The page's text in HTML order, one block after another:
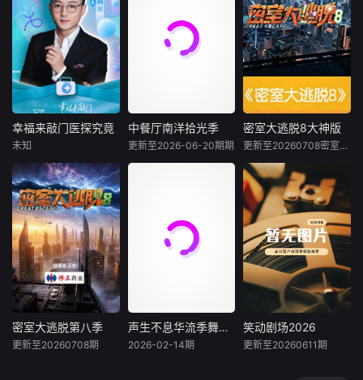
解自己、表达自己
的同时促进孩子们
情绪、认知发展，
锻炼孩子们肢体协
调能力。
He’s flirted, fallen i
n love, hooked up,
and broken up. H
e’s even proposed
with a candy ring.
But now, in the ne
w series Let’s Mar
ry Harry, Harry Jo
wsey’s ready for t
traveling all acros
s the Netflix Realit
y Universe in sear
ch of his s
全球实力唱将，在
每周的直播比拼中
高能开唱，演绎各
造听觉盛宴，以旋
律为纽带联结世界
《我独自生
活》是由韩国MBC
电视台新年播放的
特辑《男人的独居
时代》改名进行播
出的，于2013年3
月22日首播。
幸福来敲门医探究竟
全国首档明星、医
生健康探秘轻综
艺，高颜值、高学
历、高情商医生团
谢明星嘉宾一起探
讨健康话题，新型
的“门诊“式综艺体
验。
幸福来敲门医探究竟
未知
中餐厅南洋拾光季
一家独具风格特色
的田园餐厅。内容
场景上，除餐厅本
伙人需要开拓经营
思路，完成经营目
中餐厅南洋拾光季
更新至2026-06-20期期
密室大逃脱8大神版
周笔畅
《密室大逃脱 第八
季》全新升级，多
元机制玩法 极致沉
浸式体验，打造前
所未有的无限流密
室新范本。密逃团
被强制卷入多重游
戏世界，他们将在
密逃基地与密室副
本之间穿梭，寻找
密室大逃脱8大神版
更新至20260708密室大逃脱8 大神版超前聚会（下）
密室大逃脱第八季
密室大逃脱第八季
更新至20260708期
声生不息华流季舞台纯享版 声生不息华流季舞台纯享版
2026-02-14期
笑动剧场2026
更新至20260611期